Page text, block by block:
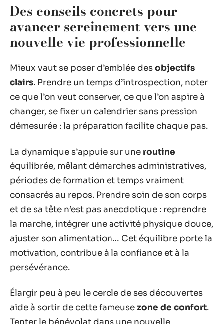
Des conseils concrets pour
avancer sereinement vers une
nouvelle vie professionnelle
Mieux vaut se poser d’emblée desobjectifs
clairs. Prendre un temps d’introspection, noter
ce que l’on veut conserver, ce que l’on aspire à
changer, se fixer un calendrier sans pression
démesurée : la préparation facilite chaque pas.
La dynamique s’appuie sur une routine
équilibrée, mêlant démarches administratives,
périodes de formation et temps vraiment
consacrés au repos. Prendre soin de son corps
et de sa tête n’est pas anecdotique : reprendre
la marche, intégrer une activité physique douce,
ajuster son alimentation… Cet équilibre porte la
motivation, contribue à la confiance et à la
persévérance.
Élargir peu à peu le cercle de ses découvertes
aide à sortir de cette fameusezone de confort.
Tenter le bénévolat dans une nouvelle